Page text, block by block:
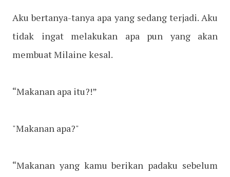
Aku bertanya-tanya apa yang sedang terjadi. Aku
tidak ingat melakukan apa pun yang akan
membuat Milaine kesal.
“Makanan apa itu?!”
"Makanan apa?"
“Makanan yang kamu berikan padaku sebelum